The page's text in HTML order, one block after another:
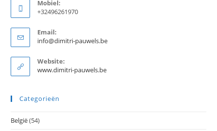
Mobiel:
+32496261970
Email:
info@dimitri-pauwels.beOpent
Website:
www.dimitri-pauwels.be
Categorieën
België(54)